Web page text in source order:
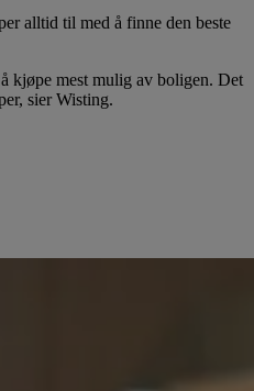
alltid til med å finne den beste
kjøpe mest mulig av boligen. Det
sier Wisting.